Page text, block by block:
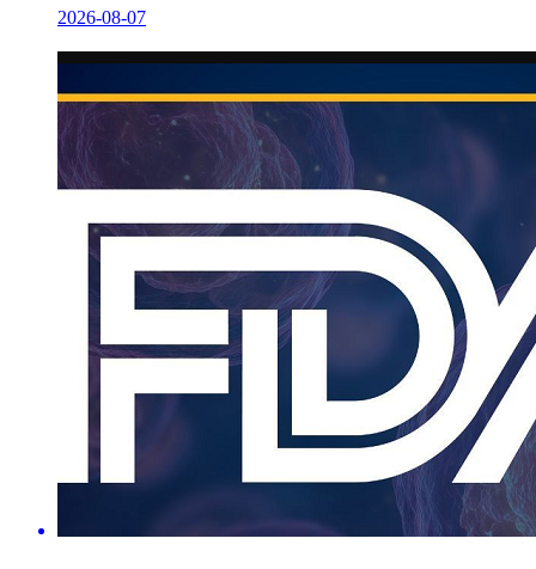
2026-08-07